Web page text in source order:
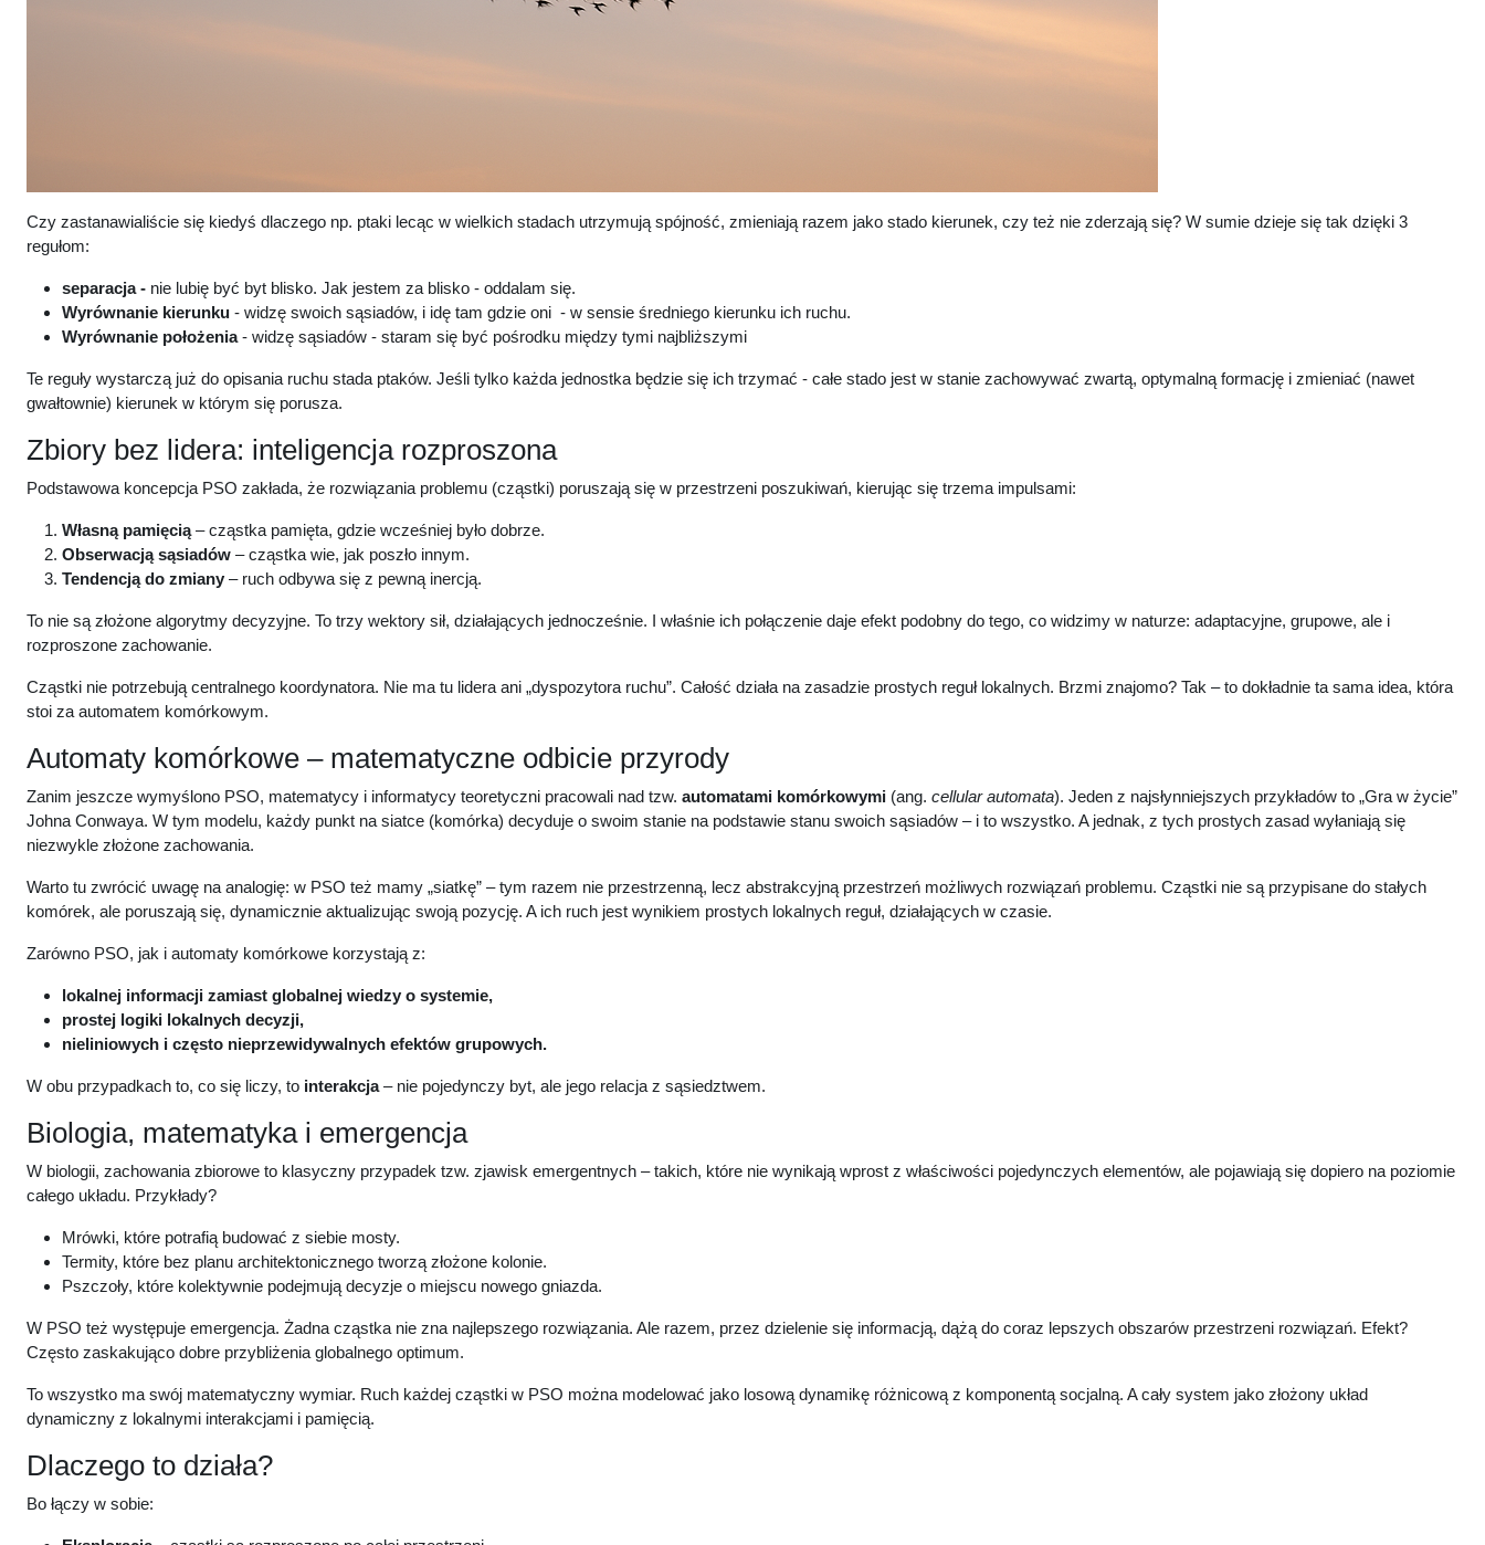
Czy zastanawialiście się kiedyś dlaczego np. ptaki lecąc w wielkich stadach utrzymują spójność, zmieniają razem jako stado kierunek, czy też nie zderzają się? W sumie dzieje się tak dzięki 3
regułom:
separacja - nie lubię być byt blisko. Jak jestem za blisko - oddalam się.
Wyrównanie kierunku - widzę swoich sąsiadów, i idę tam gdzie oni - w sensie średniego kierunku ich ruchu.
Wyrównanie położenia- widzę sąsiadów - staram się być pośrodku między tymi najbliższymi
Te reguły wystarczą już do opisania ruchu stada ptaków. Jeśli tylko każda jednostka będzie się ich trzymać - całe stado jest w stanie zachowywać zwartą, optymalną formację i zmieniać (nawet
gwałtownie) kierunek w którym się porusza.
Zbiory bez lidera: inteligencja rozproszona
Podstawowa koncepcja PSO zakłada, że rozwiązania problemu (cząstki) poruszają się w przestrzeni poszukiwań, kierując się trzema impulsami:
Własną pamięcią– cząstka pamięta, gdzie wcześniej było dobrze.
Obserwacją sąsiadów – cząstka wie, jak poszło innym.
Tendencją do zmiany – ruch odbywa się z pewną inercją.
To nie są złożone algorytmy decyzyjne. To trzy wektory sił, działających jednocześnie. I właśnie ich połączenie daje efekt podobny do tego, co widzimy w naturze: adaptacyjne, grupowe, ale i
rozproszone zachowanie.
Cząstki nie potrzebują centralnego koordynatora. Nie ma tu lidera ani „dyspozytora ruchu”. Całość działa na zasadzie prostych reguł lokalnych. Brzmi znajomo? Tak – to dokładnie ta sama idea, która
stoi za automatem komórkowym.
Automaty komórkowe – matematyczne odbicie przyrody
Zanim jeszcze wymyślono PSO, matematycy i informatycy teoretyczni pracowali nad tzw. automatami komórkowymi (ang. cellular automata). Jeden z najsłynniejszych przykładów to „Gra w życie”
Johna Conwaya. W tym modelu, każdy punkt na siatce (komórka) decyduje o swoim stanie na podstawie stanu swoich sąsiadów – i to wszystko. A jednak, z tych prostych zasad wyłaniają się
niezwykle złożone zachowania.
Warto tu zwrócić uwagę na analogię: w PSO też mamy „siatkę” – tym razem nie przestrzenną, lecz abstrakcyjną przestrzeń możliwych rozwiązań problemu. Cząstki nie są przypisane do stałych
komórek, ale poruszają się, dynamicznie aktualizując swoją pozycję. A ich ruch jest wynikiem prostych lokalnych reguł, działających w czasie.
Zarówno PSO, jak i automaty komórkowe korzystają z:
lokalnej informacji zamiast globalnej wiedzy o systemie,
prostej logiki lokalnych decyzji,
nieliniowych i często nieprzewidywalnych efektów grupowych.
W obu przypadkach to, co się liczy, to interakcja– nie pojedynczy byt, ale jego relacja z sąsiedztwem.
Biologia, matematyka i emergencja
W biologii, zachowania zbiorowe to klasyczny przypadek tzw. zjawisk emergentnych – takich, które nie wynikają wprost z właściwości pojedynczych elementów, ale pojawiają się dopiero na poziomie
całego układu. Przykłady?
Mrówki, które potrafią budować z siebie mosty.
Termity, które bez planu architektonicznego tworzą złożone kolonie.
Pszczoły, które kolektywnie podejmują decyzje o miejscu nowego gniazda.
W PSO też występuje emergencja. Żadna cząstka nie zna najlepszego rozwiązania. Ale razem, przez dzielenie się informacją, dążą do coraz lepszych obszarów przestrzeni rozwiązań. Efekt?
Często zaskakująco dobre przybliżenia globalnego optimum.
To wszystko ma swój matematyczny wymiar. Ruch każdej cząstki w PSO można modelować jako losową dynamikę różnicową z komponentą socjalną. A cały system jako złożony układ
dynamiczny z lokalnymi interakcjami i pamięcią.
Dlaczego to działa?
Bo łączy w sobie: